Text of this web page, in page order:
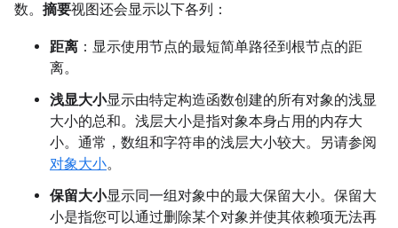
数。 摘要视图还会显示以下各列：
距离 ：显示使用节点的最短简单路径到根节点的距
离。
浅显大小显示由特定构造函数创建的所有对象的浅显
大小的总和。浅层大小是指对象本身占用的内存大
小。通常，数组和字符串的浅层大小较大。另请参阅
对象大小。
保留大小显示同一组对象中的最大保留大小。保留大
小是指您可以通过删除某个对象并使其依赖项无法再